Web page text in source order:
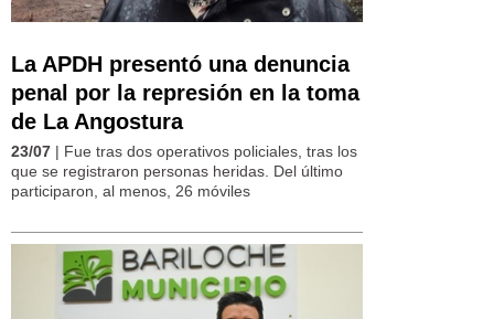
La APDH presentó una denuncia
penal por la represión en la toma
de La Angostura
23/07 | Fue tras dos operativos policiales, tras los
que se registraron personas heridas. Del último
participaron, al menos, 26 móviles